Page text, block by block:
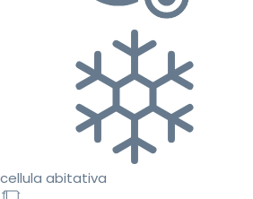
cellula abitativa